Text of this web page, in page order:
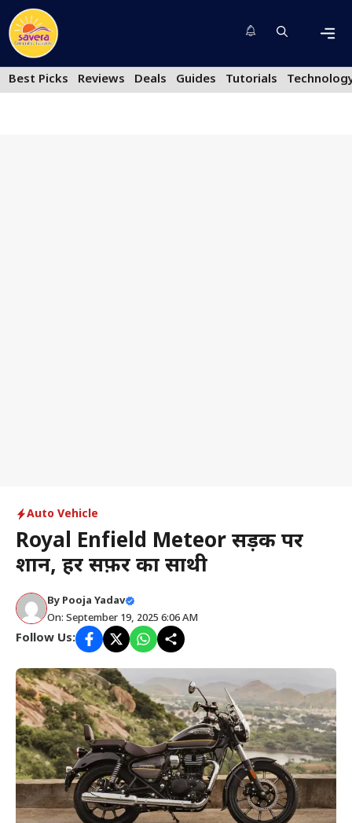
Skip
to
content
Best Picks
Reviews Deals Guides Tutorials
Auto Vehicle
Royal Enfield Meteor सड़क पर
शान, हर सफ़र का साथी
By Pooja Yadav
On: September 19, 2025 6:06 AM
Follow Us: